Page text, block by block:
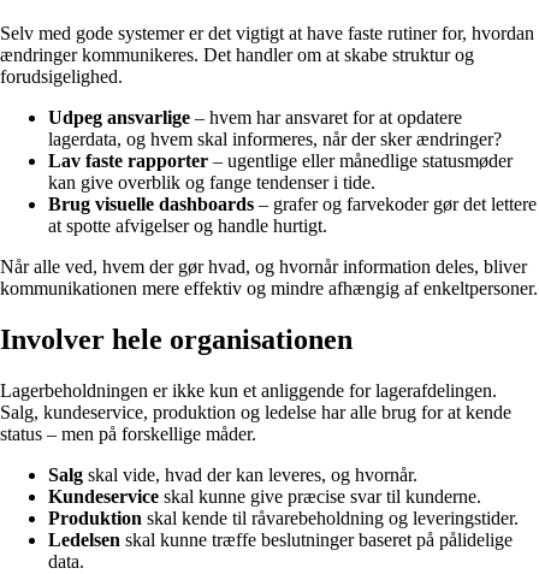
Selv med gode systemer er det vigtigt at have faste rutiner for, hvordan
ændringer kommunikeres. Det handler om at skabe struktur og
forudsigelighed.
Udpeg ansvarlige – hvem har ansvaret for at opdatere
lagerdata, og hvem skal informeres, når der sker ændringer?
Lav faste rapporter – ugentlige eller månedlige statusmøder
kan give overblik og fange tendenser i tide.
Brug visuelle dashboards – grafer og farvekoder gør det lettere
at spotte afvigelser og handle hurtigt.
Når alle ved, hvem der gør hvad, og hvornår information deles, bliver
kommunikationen mere effektiv og mindre afhængig af enkeltpersoner.
Involver hele organisationen
Lagerbeholdningen er ikke kun et anliggende for lagerafdelingen.
Salg, kundeservice, produktion og ledelse har alle brug for at kende
status – men på forskellige måder.
Salg skal vide, hvad der kan leveres, og hvornår.
Kundeservice skal kunne give præcise svar til kunderne.
Produktion skal kende til råvarebeholdning og leveringstider.
Ledelsen skal kunne træffe beslutninger baseret på pålidelige
data.